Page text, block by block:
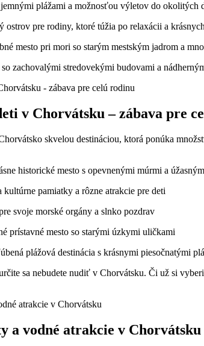
‍plážami ​a možnosťou výletov do okolitých
ostrov pre rodiny, ​ktoré túžia po relaxácii a
mesto pri mori so starým ‌mestským jadrom‌ a‌
zachovalými stredovekými budovami a⁢
v Chorvátsku – zábava pre
skvelou destináciou, ktorá ponúka
historické mesto s opevnenými múrmi a​
kultúrne pamiatky a rôzne​ atrakcie pre deti
svoje morské orgány a slnko pozdrav
prístavné mesto so ⁣starými úzkymi uličkami
plážová destinácia s krásnymi piesočnatými
sa nebudete nudiť v Chorvátsku. ⁣Či už si
a⁤ vodné atrakcie v Chorvátsku